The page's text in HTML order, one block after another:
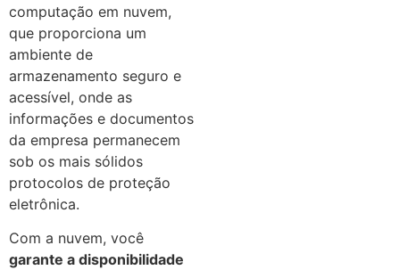
computação em nuvem,
que proporciona um
ambiente de
armazenamento seguro e
acessível, onde as
informações e documentos
da empresa permanecem
sob os mais sólidos
protocolos de proteção
eletrônica.
Com a nuvem, você
garante a disponibilidade